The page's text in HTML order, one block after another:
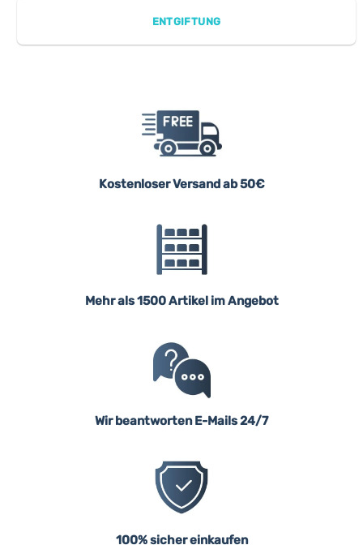
ENTGIFTUNG
Kostenloser Versand ab 50€
Mehr als 1500 Artikel im Angebot
Wir beantworten E-Mails 24/7
100% sicher einkaufen